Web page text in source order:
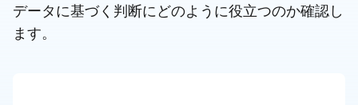
データに基づく判断にどのように役立つのか確認し
ます。